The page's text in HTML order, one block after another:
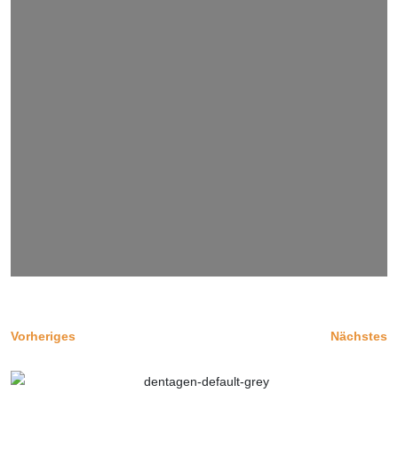
Vorheriges Nächstes